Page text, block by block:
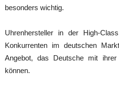
besonders wichtig.
Uhrenhersteller in der High-
Konkurrenten im deutschen
Angebot, das Deutsche mit ihrer
können.